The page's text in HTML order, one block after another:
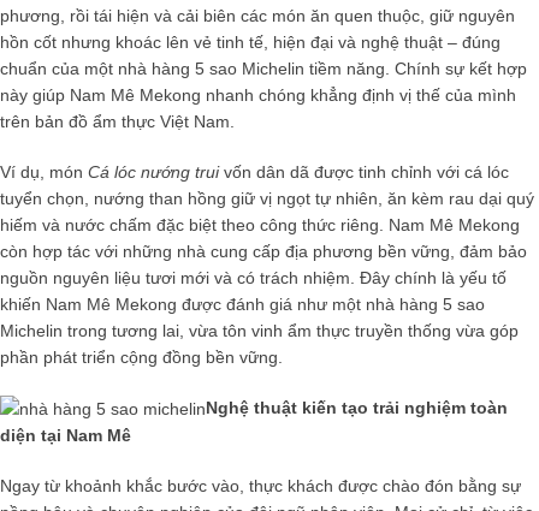
phương, rồi tái hiện và cải biên các món ăn quen thuộc, giữ nguyên
hồn cốt nhưng khoác lên vẻ tinh tế, hiện đại và nghệ thuật – đúng
chuẩn của một nhà hàng 5 sao Michelin tiềm năng. Chính sự kết hợp
này giúp Nam Mê Mekong nhanh chóng khẳng định vị thế của mình
trên bản đồ ẩm thực Việt Nam.
Ví dụ, món Cá lóc nướng truivốn dân dã được tinh chỉnh với cá lóc
tuyển chọn, nướng than hồng giữ vị ngọt tự nhiên, ăn kèm rau dại quý
hiếm và nước chấm đặc biệt theo công thức riêng. Nam Mê Mekong
còn hợp tác với những nhà cung cấp địa phương bền vững, đảm bảo
nguồn nguyên liệu tươi mới và có trách nhiệm. Đây chính là yếu tố
khiến Nam Mê Mekong được đánh giá như một nhà hàng 5 sao
Michelin trong tương lai, vừa tôn vinh ẩm thực truyền thống vừa góp
phần phát triển cộng đồng bền vững.
Nghệ thuật kiến tạo trải nghiệm toàn
diện tại Nam Mê
Ngay từ khoảnh khắc bước vào, thực khách được chào đón bằng sự